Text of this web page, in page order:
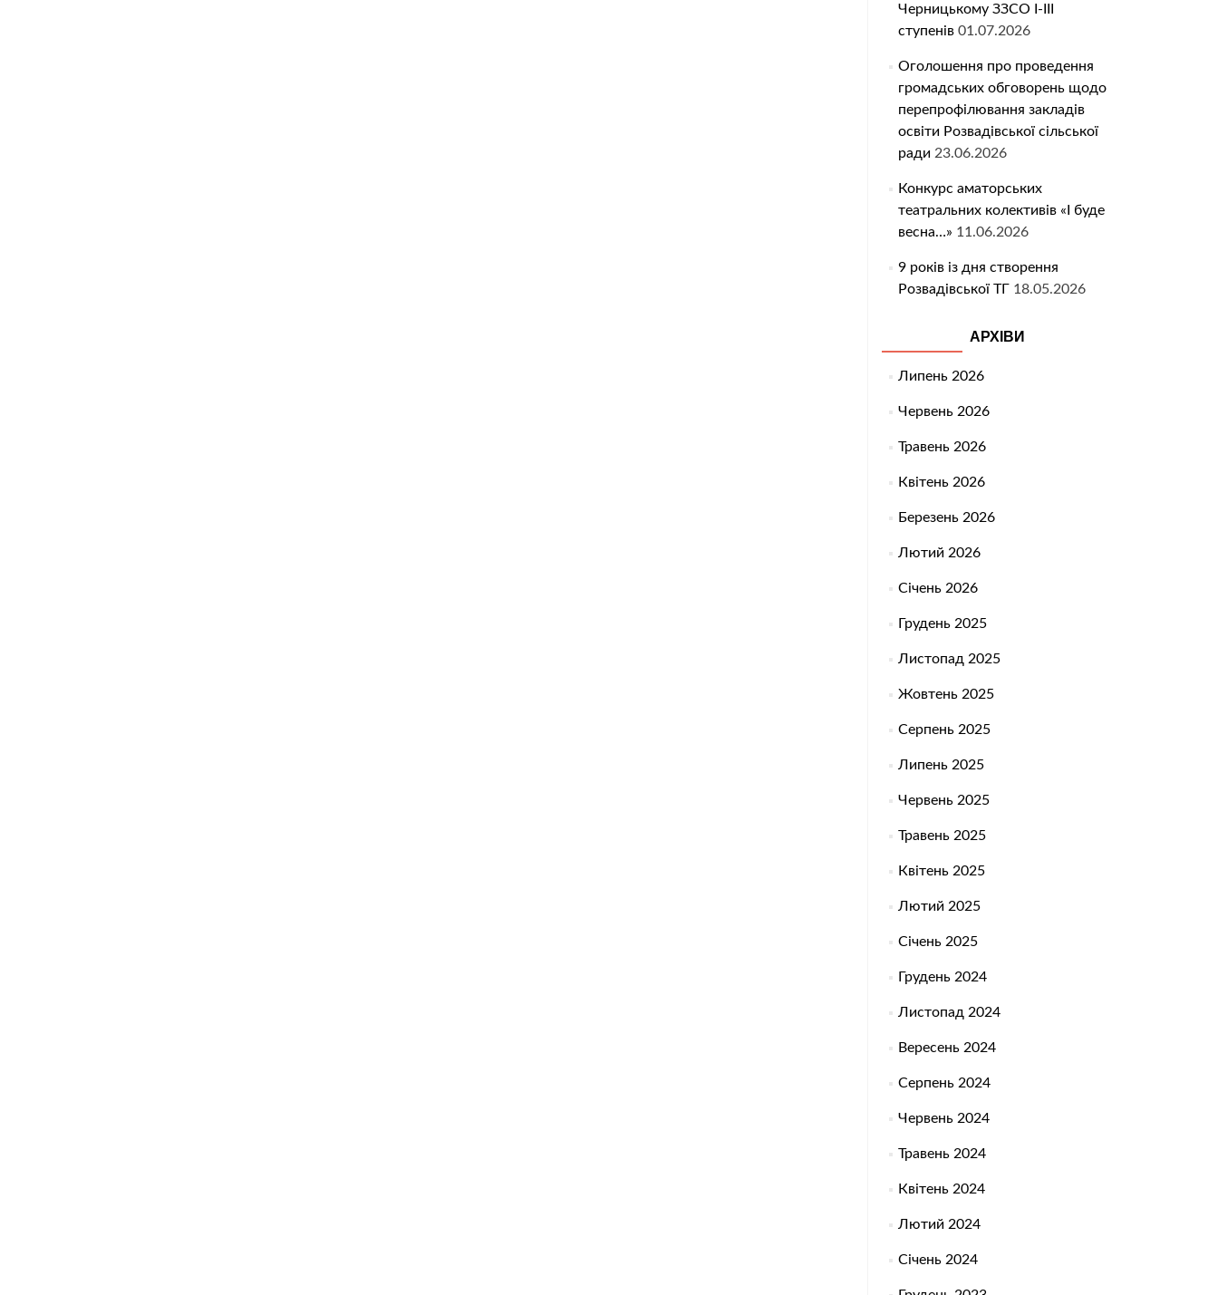
Черницькому ЗЗСО І-ІІІ
ступенів 01.07.2026
Оголошення про проведення
громадських обговорень щодо
перепрофілювання закладів
освіти Розвадівської сільської
ради 23.06.2026
Конкурс аматорських
театральних колективів «І буде
весна…» 11.06.2026
9 років із дня створення
Розвадівської ТГ 18.05.2026
АРХІВИ
Липень 2026
Червень 2026
Травень 2026
Квітень 2026
Березень 2026
Лютий 2026
Січень 2026
Грудень 2025
Листопад 2025
Жовтень 2025
Серпень 2025
Липень 2025
Червень 2025
Травень 2025
Квітень 2025
Лютий 2025
Січень 2025
Грудень 2024
Листопад 2024
Вересень 2024
Серпень 2024
Червень 2024
Травень 2024
Квітень 2024
Лютий 2024
Січень 2024